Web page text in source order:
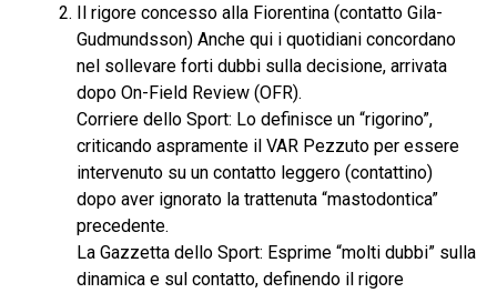
Il rigore concesso alla Fiorentina (contatto Gila-
Gudmundsson) Anche qui i quotidiani concordano
nel sollevare forti dubbi sulla decisione, arrivata
dopo On-Field Review (OFR).
Corriere dello Sport: Lo definisce un “rigorino”,
criticando aspramente il VAR Pezzuto per essere
intervenuto su un contatto leggero (contattino)
dopo aver ignorato la trattenuta “mastodontica”
precedente.
La Gazzetta dello Sport: Esprime “molti dubbi” sulla
dinamica e sul contatto, definendo il rigore